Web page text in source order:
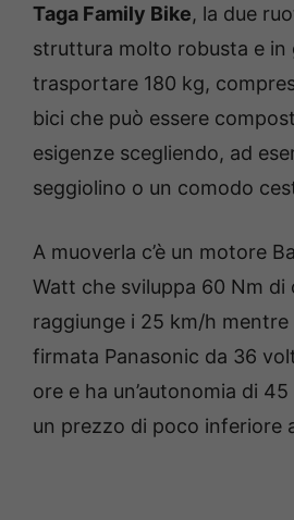
Taga Family Bike, la due
struttura molto robusta e in
trasportare 180 kg,
bici che può essere
esigenze scegliendo, ad
seggiolino o un comodo
A muoverla c’è un motore
Watt che sviluppa 60 Nm di
raggiunge i 25 km/h
firmata Panasonic da 36
ore e ha un’autonomia di
un prezzo di poco inferiore